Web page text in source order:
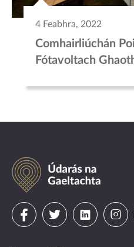
4 Feabhra, 2022
Comhairliúchán
Fótavoltach
Údarás
na
Gaeltachta
VisitVisitVisit